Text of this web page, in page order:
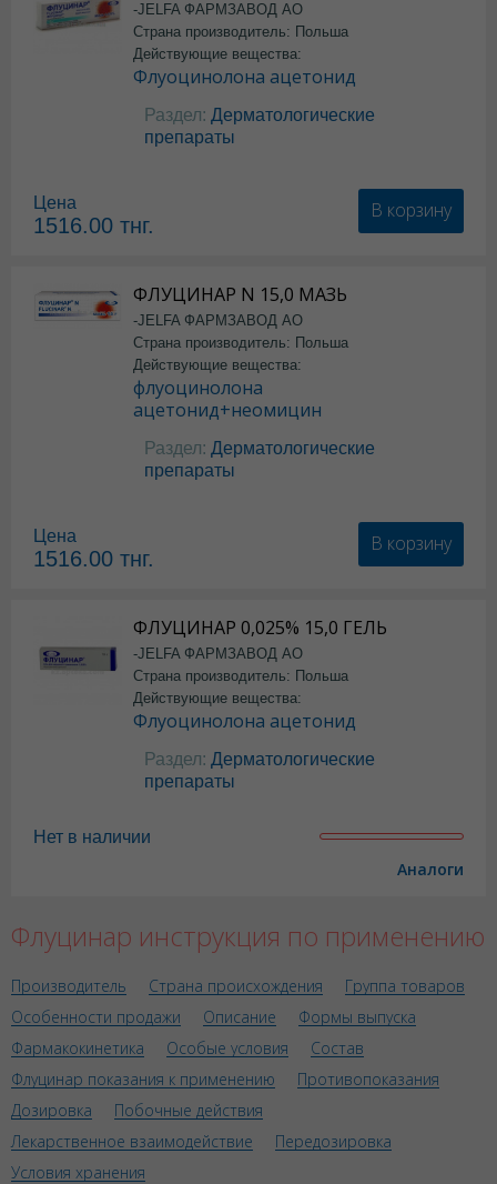
-JELFA ФАРМЗАВОД АО
Страна производитель: Польша
Действующие вещества:
Флуоцинолона ацетонид
Раздел: Дерматологические
препараты
Цена
1516.00 тнг.
В корзину
ФЛУЦИНАР N 15,0 МАЗЬ
-JELFA ФАРМЗАВОД АО
Страна производитель: Польша
Действующие вещества:
флуоцинолона
ацетонид+неомицин
Раздел: Дерматологические
препараты
Цена
1516.00 тнг.
В корзину
ФЛУЦИНАР 0,025% 15,0 ГЕЛЬ
-JELFA ФАРМЗАВОД АО
Страна производитель: Польша
Действующие вещества:
Флуоцинолона ацетонид
Раздел: Дерматологические
препараты
Нет в наличии
Аналоги
Флуцинар инструкция по применению
Производитель Страна происхождения
Группа товаров
Особенности продажи
Описание
Формы выпуска
Фармакокинетика
Особые условия
Состав
Флуцинар показания к применению
Противопоказания
Дозировка
Побочные действия
Лекарственное взаимодействие
Передозировка
Условия хранения